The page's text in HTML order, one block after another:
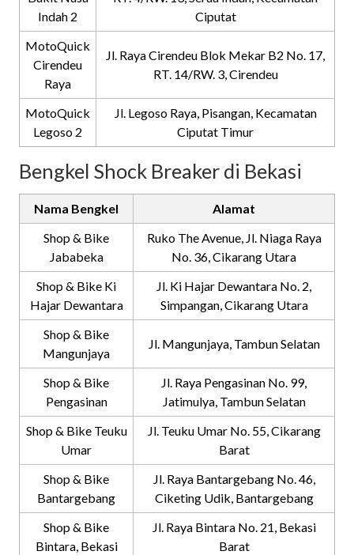
Indah 2
Ciputat
MotoQuick
Cirendeu
Raya
Jl. Raya Cirendeu Blok Mekar B2 No. 17,
RT. 14/RW. 3, Cirendeu
MotoQuick
Legoso 2
Jl. Legoso Raya, Pisangan, Kecamatan
Ciputat Timur
Bengkel Shock Breaker di Bekasi
Nama Bengkel
Alamat
Shop & Bike
Jababeka
Ruko The Avenue, Jl. Niaga Raya
No. 36, Cikarang Utara
Shop & Bike Ki
Hajar Dewantara
Jl. Ki Hajar Dewantara No. 2,
Simpangan, Cikarang Utara
Shop & Bike
Mangunjaya
Jl. Mangunjaya, Tambun Selatan
Shop & Bike
Pengasinan
Jl. Raya Pengasinan No. 99,
Jatimulya, Tambun Selatan
Shop & Bike Teuku
Umar
Jl. Teuku Umar No. 55, Cikarang
Barat
Shop & Bike
Bantargebang
Jl. Raya Bantargebang No. 46,
Ciketing Udik, Bantargebang
Shop & Bike
Bintara, Bekasi
Jl. Raya Bintara No. 21, Bekasi
Barat